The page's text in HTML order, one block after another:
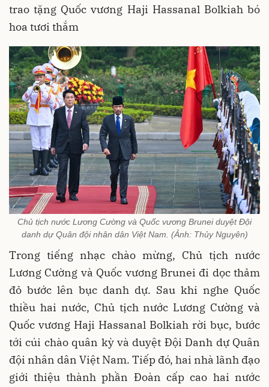
trao tặng Quốc vương Haji Hassanal Bolkiah bó
hoa tươi thắm
Chủ tịch nước Lương Cường và Quốc vương Brunei duyệt Đội
danh dự Quân đội nhân dân Việt Nam. (Ảnh: Thủy Nguyên)
Trong tiếng nhạc chào mừng, Chủ tịch nước
Lương Cường và Quốc vương Brunei đi dọc thảm
đỏ bước lên bục danh dự. Sau khi nghe Quốc
thiều hai nước, Chủ tịch nước Lương Cường và
Quốc vương Haji Hassanal Bolkiah rời bục, bước
tới cúi chào quân kỳ và duyệt Đội Danh dự Quân
đội nhân dân Việt Nam. Tiếp đó, hai nhà lãnh đạo
giới thiệu thành phần Đoàn cấp cao hai nước